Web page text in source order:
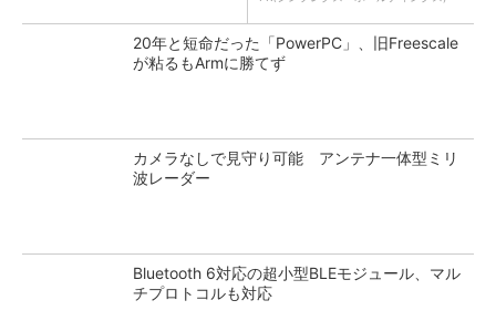
20年と短命だった「PowerPC」、旧Freescale
が粘るもArmに勝てず
カメラなしで見守り可能 アンテナ一体型ミリ
波レーダー
Bluetooth 6対応の超小型BLEモジュール、マル
チプロトコルも対応